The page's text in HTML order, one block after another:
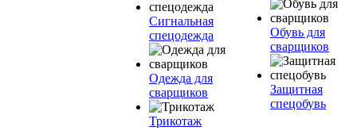
Сигнальная
спецодежда
Одежда для
сварщиков
Трикотаж
Обувь для
сварщиков
Защитная
спецобувь